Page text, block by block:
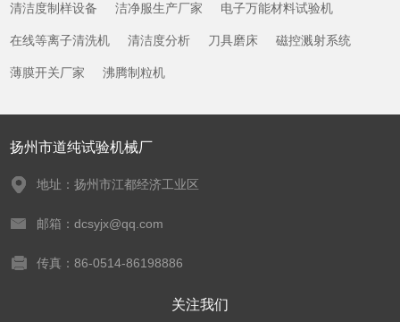
清洁度制样设备 洁净服生产厂家 电子万能材料试验机
在线等离子清洗机 清洁度分析 刀具磨床 磁控溅射系统
薄膜开关厂家 沸腾制粒机
扬州市道纯试验机械厂
地址：扬州市江都经济工业区
邮箱：dcsyjx@qq.com
传真：86-0514-86198886
关注我们